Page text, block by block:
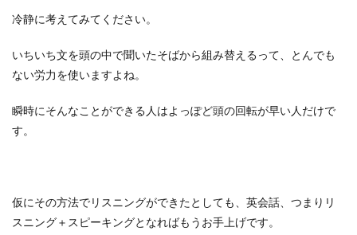
冷静に考えてみてください。
いちいち文を頭の中で聞いたそばから組み替えるって、とんでも
ない労力を使いますよね。
瞬時にそんなことができる人はよっぽど頭の回転が早い人だけで
す。
仮にその方法でリスニングができたとしても、英会話、つまりリ
スニング＋スピーキングとなればもうお手上げです。